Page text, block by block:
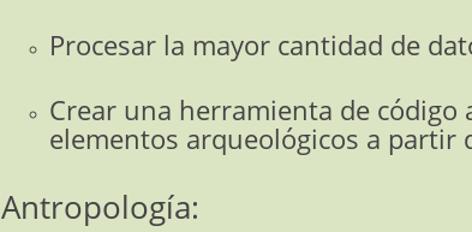
Procesar la mayor cantidad de
Crear una herramienta de
elementos arqueológicos a partir
Antropología: